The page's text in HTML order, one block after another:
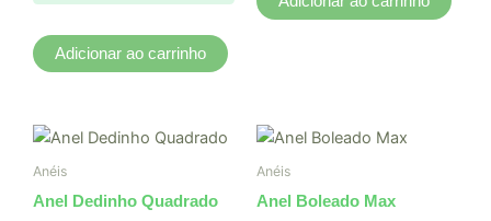
Adicionar ao carrinho
Anéis
Anel Dedinho Quadrado
Anéis
Anel Boleado Max
Este